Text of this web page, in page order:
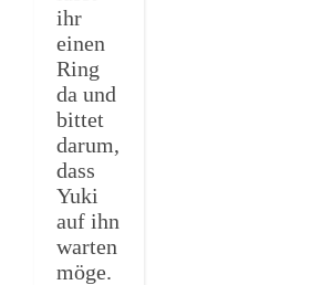
ihr
einen
Ring
da und
bittet
darum,
dass
Yuki
auf ihn
warten
möge.